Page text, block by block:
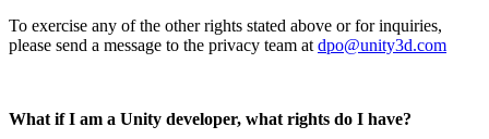
To exercise any of the other rights stated above or for inquiries,
please send a message to the privacy team at dpo@unity3d.com
What if I am a Unity developer, what rights do I have?